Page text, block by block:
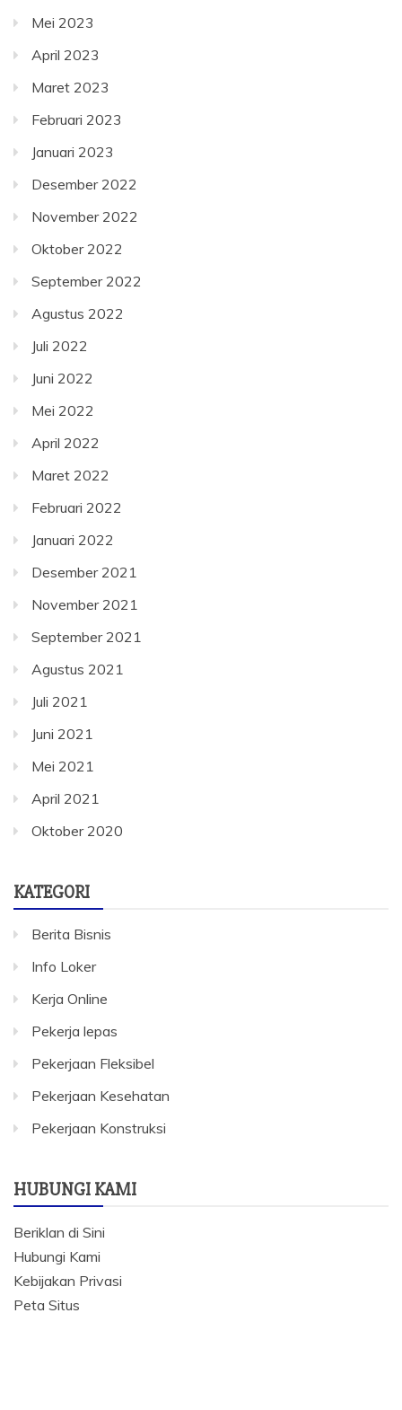
Mei 2023
April 2023
Maret 2023
Februari 2023
Januari 2023
Desember 2022
November 2022
Oktober 2022
September 2022
Agustus 2022
Juli 2022
Juni 2022
Mei 2022
April 2022
Maret 2022
Februari 2022
Januari 2022
Desember 2021
November 2021
September 2021
Agustus 2021
Juli 2021
Juni 2021
Mei 2021
April 2021
Oktober 2020
KATEGORI
Berita Bisnis
Info Loker
Kerja Online
Pekerja lepas
Pekerjaan Fleksibel
Pekerjaan Kesehatan
Pekerjaan Konstruksi
HUBUNGI KAMI
Beriklan di Sini
Hubungi Kami
Kebijakan Privasi
Peta Situs